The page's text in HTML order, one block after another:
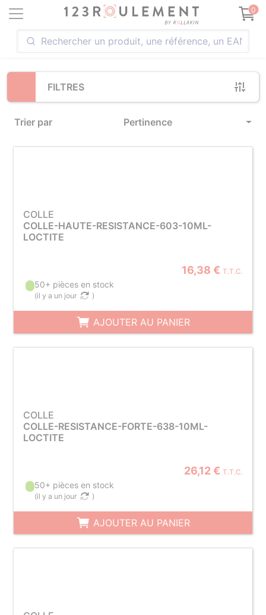
0
FILTRES
Trier par Pertinence
Loading...
COLLE
COLLE-HAUTE-RESISTANCE-603-10ML-
LOCTITE
16,38 € T.T.C.
50+ pièces en stock
(il y a un jour )
AJOUTER AU PANIER
COLLE
COLLE-RESISTANCE-FORTE-638-10ML-
LOCTITE
26,12 € T.T.C.
50+ pièces en stock
(il y a un jour )
AJOUTER AU PANIER